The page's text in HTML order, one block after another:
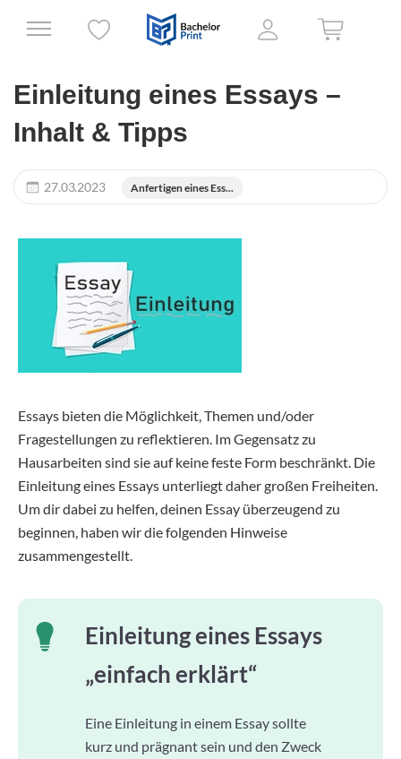
Einleitung eines Essays –
Inhalt & Tipps
27.03.2023 Anfertigen eines Ess...
Essays bieten die Möglichkeit, Themen und/oder
Fragestellungen zu reflektieren. Im Gegensatz zu
Hausarbeiten sind sie auf keine feste Form beschränkt. Die
Einleitung eines Essays unterliegt daher großen Freiheiten.
Um dir dabei zu helfen, deinen Essay überzeugend zu
beginnen, haben wir die folgenden Hinweise
zusammengestellt.
Einleitung eines Essays
„einfach erklärt“
Eine Einleitung in einem Essay sollte
kurz und prägnant sein und den Zweck